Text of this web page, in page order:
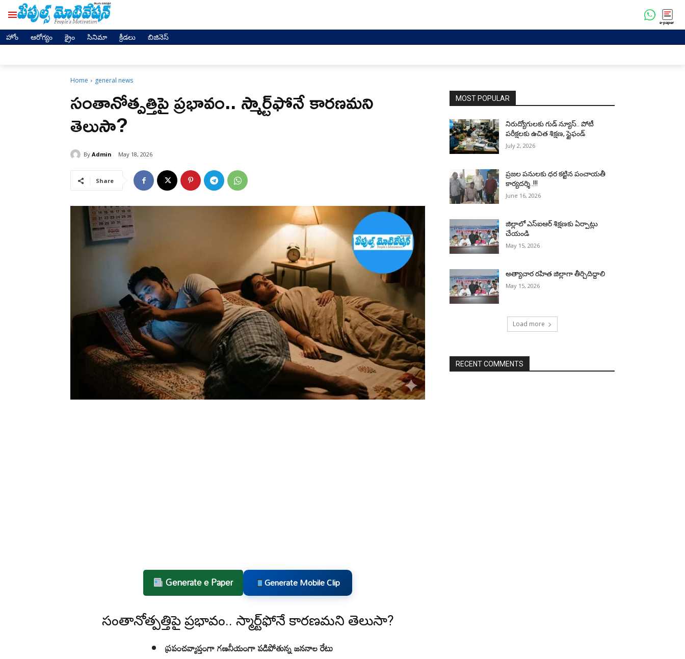
e-paper
హోం ఆరోగ్యం క్రైం సినిమా క్రీడలు బిజినెస్
Home general news
సంతానోత్పత్తిపై ప్రభావం.. స్మార్ట్‌ఫోనే కారణమని
తెలుసా?
By Admin May 18, 2026
Share
Generate e Paper Generate Mobile Clip
సంతానోత్పత్తిపై ప్రభావం.. స్మార్ట్‌ఫోనే కారణమని తెలుసా?
ప్రపంచవ్యాప్తంగా గణనీయంగా పడిపోతున్న‌ జననాల రేటు
MOST POPULAR
నిరుద్యోగులకు గుడ్ న్యూస్.. పోటీ
పరీక్షలకు ఉచిత శిక్షణ, స్టైఫండ్
July 2, 2026
ప్రజల పనులకు ధర కట్టిన పంచాయతీ
కార్యదర్శి..!!!
June 16, 2026
జిల్లాలో ఎస్ఐఆర్ శిక్షణకు ఏర్పాట్లు
చేయండి
May 15, 2026
అత్యాచార రహిత జిల్లాగా తీర్చిదిద్దాలి
May 15, 2026
Load more
RECENT COMMENTS